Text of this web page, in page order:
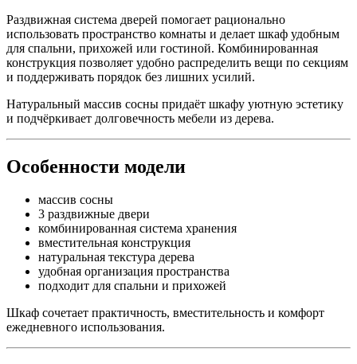
Раздвижная система дверей помогает рационально
использовать пространство комнаты и делает шкаф удобным
для спальни, прихожей или гостиной. Комбинированная
конструкция позволяет удобно распределить вещи по секциям
и поддерживать порядок без лишних усилий.
Натуральный массив сосны придаёт шкафу уютную эстетику
и подчёркивает долговечность мебели из дерева.
Особенности модели
массив сосны
3 раздвижные двери
комбинированная система хранения
вместительная конструкция
натуральная текстура дерева
удобная организация пространства
подходит для спальни и прихожей
Шкаф сочетает практичность, вместительность и комфорт
ежедневного использования.